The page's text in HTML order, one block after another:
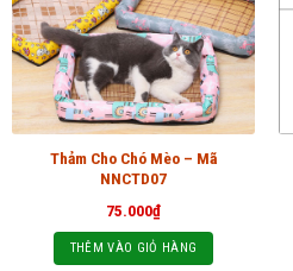
Thảm Cho Chó Mèo – Mã
NNCTD07
75.000₫
THÊM VÀO GIỎ HÀNG